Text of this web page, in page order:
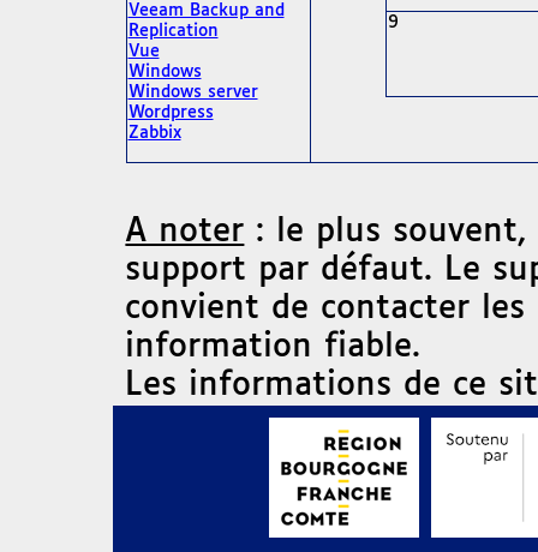
Veeam Backup and
Replication
Vue
Windows
Windows server
Wordpress
Zabbix
9
A noter : le plus
support par défaut. Le
convient de contacter
information fiable.
Les informations de ce